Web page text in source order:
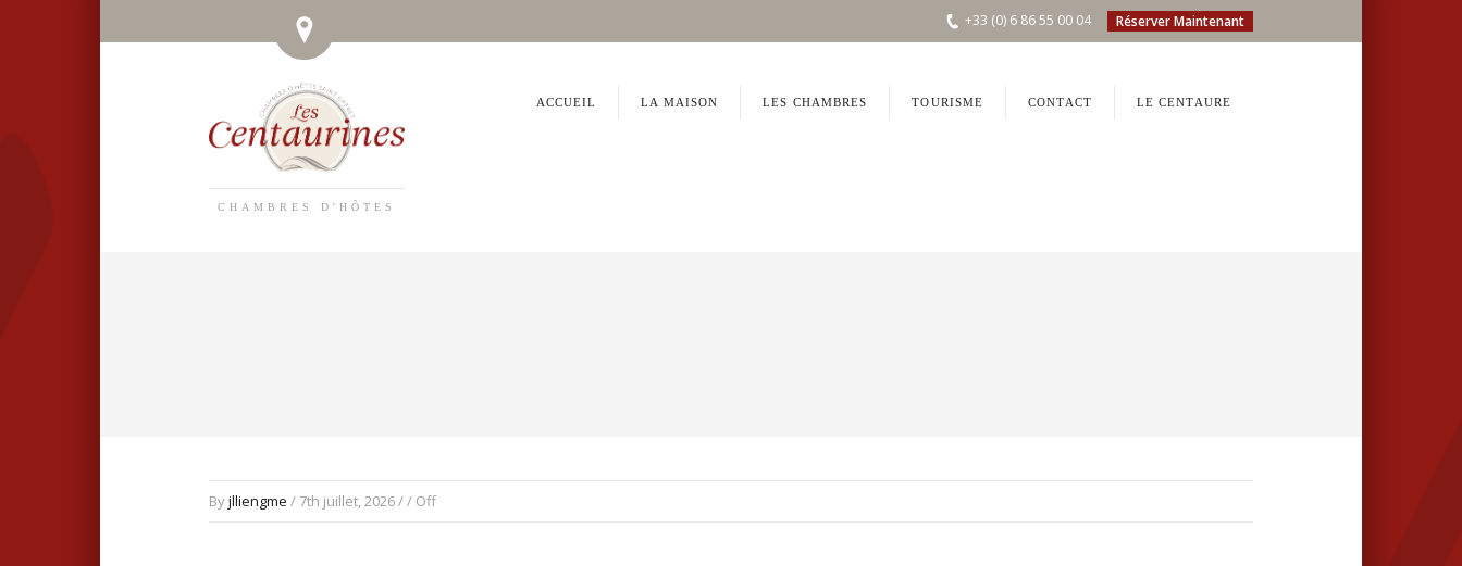
Réserver Maintenant
+33 (0) 6 86 55 00 04
CHAMBRES D'HÔTES
ACCUEIL LA MAISON LES CHAMBRES TOURISME CONTACT LE CENTAURE
Byjlliengme / 7th juillet, 2026 / / Off